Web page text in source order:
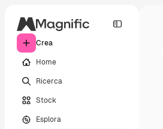
Crea
Home
Ricerca
Stock
Esplora